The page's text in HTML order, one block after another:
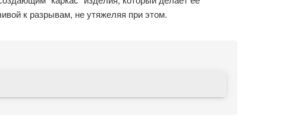
к разрывам, не утяжеляя при этом.
гигроскопичность и комфорт; а также полиэстер,
внешний вид на протяжении всего срока
не дает усадку, не мнется и сохраняет стойкий цвет,